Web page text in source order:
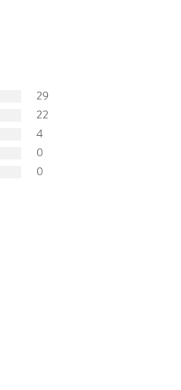
29
22
4
0
0